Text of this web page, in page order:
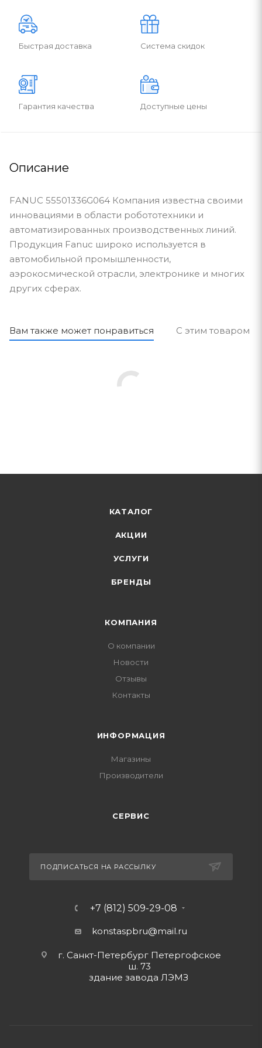
Быстрая доставка Система скидок
Гарантия качества Доступные цены
Описание
FANUC 55501336G064 Компания известна своими
инновациями в области робототехники и
автоматизированных производственных линий.
Продукция Fanuc широко используется в
автомобильной промышленности,
аэрокосмической отрасли, электронике и многих
других сферах.
Вам также может понравиться С этим товаром
КАТАЛОГ
АКЦИИ
УСЛУГИ
БРЕНДЫ
КОМПАНИЯ
О компании
Новости
Отзывы
Контакты
ИНФОРМАЦИЯ
Магазины
Производители
СЕРВИС
ПОДПИСАТЬСЯ НА РАССЫЛКУ
+7 (812) 509-29-08
konstaspbru@mail.ru
г. Санкт-Петербург Петергофское
ш. 73
здание завода ЛЭМЗ